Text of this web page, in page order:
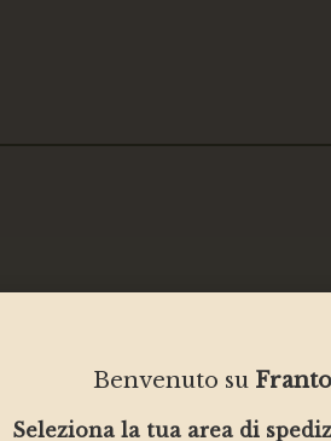
Benvenuto su
Seleziona la tua area di